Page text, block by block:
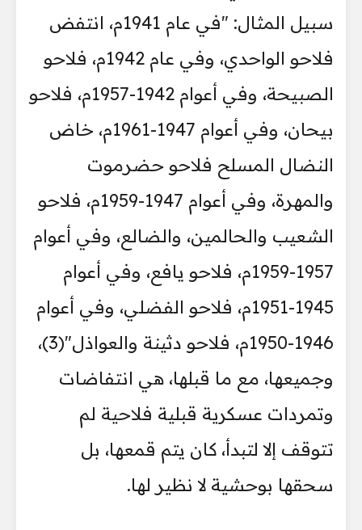
سبيل المثال: "في عام 1941م، انتفض
فلاحو الواحدي، وفي عام 1942م، فلاحو
الصبيحة، وفي أعوام 1942-1957م، فلاحو
بيحان، وفي أعوام 1947-1961م، خاض
النضال المسلح فلاحو حضرموت
والمهرة، وفي أعوام 1947-1959م، فلاحو
الشعيب والحالمين، والضالع، وفي أعوام
1957-1959م، فلاحو يافع، وفي أعوام
1945-1951م، فلاحو الفضلي، وفي أعوام
1946-1950م، فلاحو دثينة والعواذل"(3)،
وجميعها، مع ما قبلها، هي انتفاضات
وتمردات عسكرية قبلية فلاحية لم
تتوقف إلا لتبدأ، كان يتم قمعها، بل
سحقها بوحشية لا نظير لها.